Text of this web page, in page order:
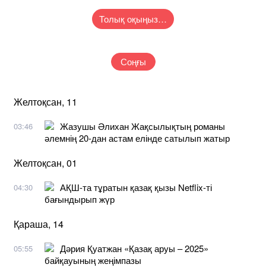
Толық оқыңыз…
Соңғы
Желтоқсан, 11
03:46
Жазушы Әлихан Жақсылықтың романы
әлемнің 20-дан астам елінде сатылып жатыр
Желтоқсан, 01
04:30
АҚШ-та тұратын қазақ қызы Netflix-ті
бағындырып жүр
Қараша, 14
05:55
Дәрия Қуатжан «Қазақ аруы – 2025»
байқауының жеңімпазы